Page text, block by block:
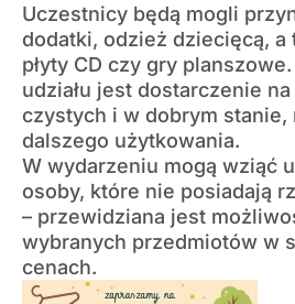
Uczestnicy będą mogli
dodatki, odzież dziecięcą, a
płyty CD czy gry
udziału jest dostarczenie
czystych i w dobrym stanie,
dalszego użytkowania.
W wydarzeniu mogą wziąć
osoby, które nie posiadają
– przewidziana jest
wybranych przedmiotów w
cenach.